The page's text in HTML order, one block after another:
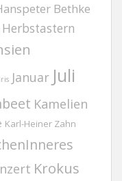
Bethke
Herbstastern
Iris Januar Juli
Kamelien
Karl-Heiner Zahn
Krokus